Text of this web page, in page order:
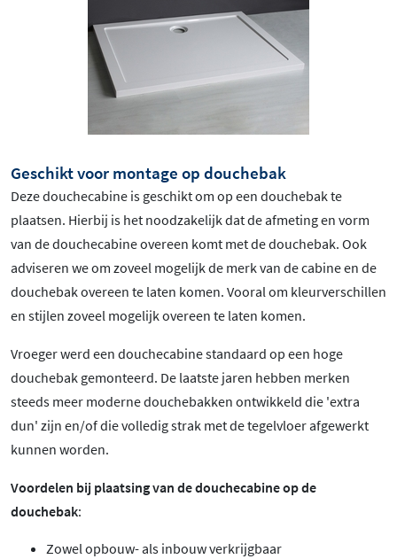
Geschikt voor montage op douchebak
Deze douchecabine is geschikt om op een douchebak te
plaatsen. Hierbij is het noodzakelijk dat de afmeting en vorm
van de douchecabine overeen komt met de douchebak. Ook
adviseren we om zoveel mogelijk de merk van de cabine en de
douchebak overeen te laten komen. Vooral om kleurverschillen
en stijlen zoveel mogelijk overeen te laten komen.
Vroeger werd een douchecabine standaard op een hoge
douchebak gemonteerd. De laatste jaren hebben merken
steeds meer moderne douchebakken ontwikkeld die 'extra
dun' zijn en/of die volledig strak met de tegelvloer afgewerkt
kunnen worden.
Voordelen bij plaatsing van de douchecabine op de
douchebak:
Zowel opbouw- als inbouw verkrijgbaar